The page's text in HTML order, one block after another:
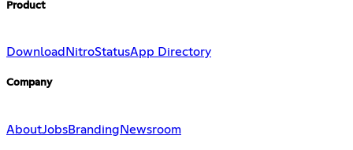
Product
Download NitroStatusApp Directory
Company
AboutJobsBrandingNewsroom